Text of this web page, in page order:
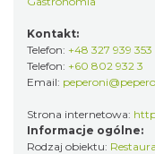
Kontakt:
Telefon: +48 327 939 353
Telefon: +60 802 932 3
Email:
Strona internetowa:
Informacje ogólne:
Rodzaj obiektu: